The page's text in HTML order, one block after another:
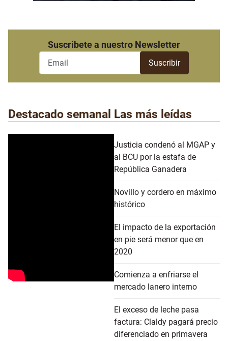
Suscribete a nuestro Newsletter
Destacado semanal Las más leídas
Justicia condenó al MGAP y
al BCU por la estafa de
República Ganadera
Novillo y cordero en máximo
histórico
El impacto de la exportación
en pie será menor que en
2020
Comienza a enfriarse el
mercado lanero interno
El exceso de leche pasa
factura: Claldy pagará precio
diferenciado en primavera